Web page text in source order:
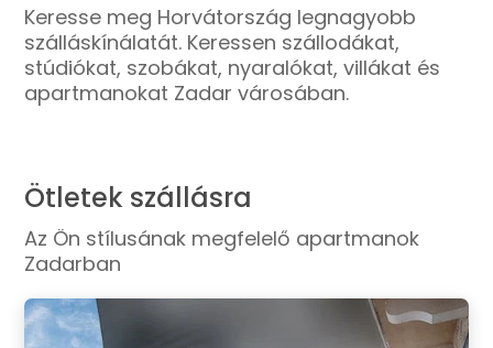
Keresse meg Horvátország legnagyobb
szálláskínálatát. Keressen szállodákat,
stúdiókat, szobákat, nyaralókat, villákat és
apartmanokat Zadar városában.
Ötletek szállásra
Az Ön stílusának megfelelő apartmanok
Zadarban